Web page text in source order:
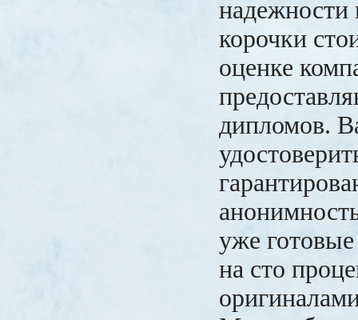
надежности
корочки
оценке
дипломов.
уже готовые
на сто